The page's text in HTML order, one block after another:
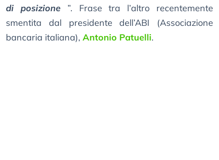
di posizione
”. Frase tra l’altro recentemente
smentita dal presidente dell’ABI (Associazione
bancaria italiana), Antonio Patuelli.